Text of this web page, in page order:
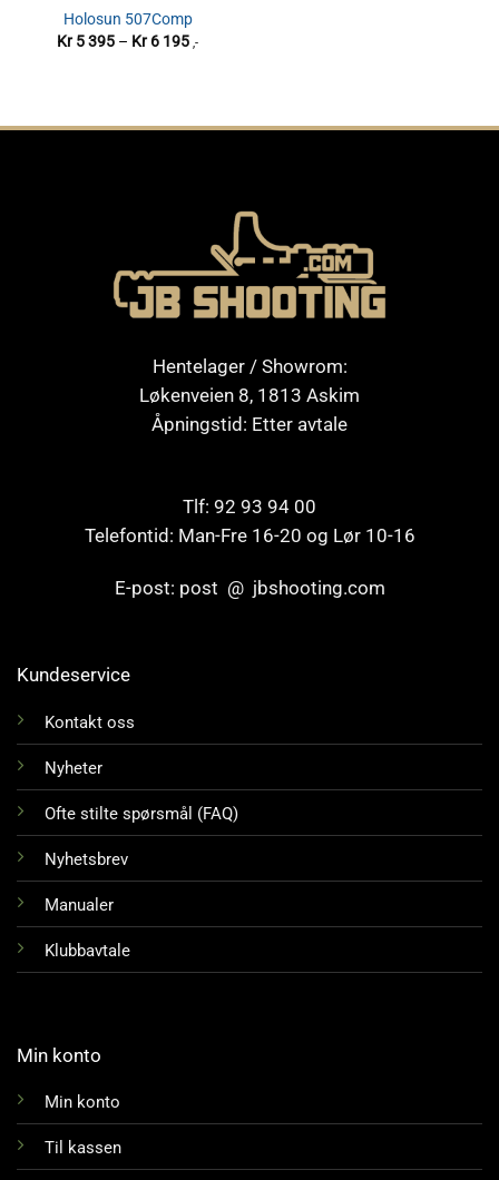
Holosun 507Comp
Kr5 395 – Kr6 195Prisområde:
,-
Hentelager / Showrom:
Løkenveien 8, 1813 Askim
Åpningstid: Etter avtale
Tlf: 92 93 94 00
Telefontid: Man-Fre 16-20 og Lør 10-16
E-post: post @ jbshooting.com
Kundeservice
Kontakt oss
Nyheter
Ofte stilte spørsmål (FAQ)
Nyhetsbrev
Manualer
Klubbavtale
Min konto
Min konto
Til kassen